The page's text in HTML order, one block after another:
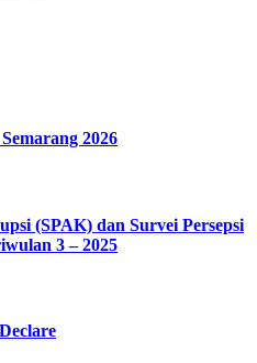
2026
(SPAK) dan Survei Persepsi
3 – 2025